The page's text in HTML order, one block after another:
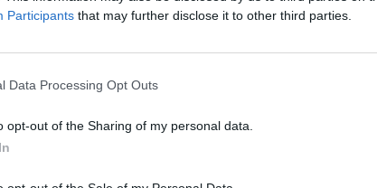
Participants that may further disclose it to other third parties.
Data Processing Opt Outs
opt-out of the Sharing of my personal data.